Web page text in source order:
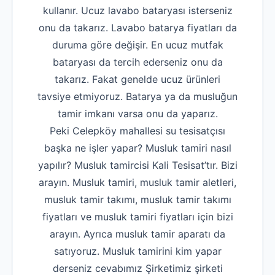
kullanır. Ucuz lavabo bataryası isterseniz
onu da takarız. Lavabo batarya fiyatları da
duruma göre değişir. En ucuz mutfak
bataryası da tercih ederseniz onu da
takarız. Fakat genelde ucuz ürünleri
tavsiye etmiyoruz. Batarya ya da musluğun
tamir imkanı varsa onu da yaparız.
Peki Celepköy mahallesi su tesisatçısı
başka ne işler yapar? Musluk tamiri nasıl
yapılır? Musluk tamircisi Kali Tesisat’tır. Bizi
arayın. Musluk tamiri, musluk tamir aletleri,
musluk tamir takımı, musluk tamir takımı
fiyatları ve musluk tamiri fiyatları için bizi
arayın. Ayrıca musluk tamir aparatı da
satıyoruz. Musluk tamirini kim yapar
derseniz cevabımız Şirketimiz şirketi